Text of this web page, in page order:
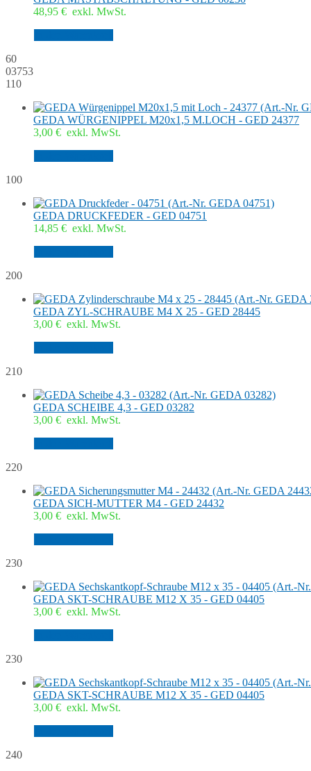
48,95 € exkl. MwSt.
60
03753
110
GEDA WÜRGENIPPEL M20x1,5 M.LOCH - GED 24377
3,00 € exkl. MwSt.
100
GEDA DRUCKFEDER - GED 04751
14,85 € exkl. MwSt.
200
GEDA ZYL-SCHRAUBE M4 X 25 - GED 28445
3,00 € exkl. MwSt.
210
GEDA SCHEIBE 4,3 - GED 03282
3,00 € exkl. MwSt.
220
GEDA SICH-MUTTER M4 - GED 24432
3,00 € exkl. MwSt.
230
GEDA SKT-SCHRAUBE M12 X 35 - GED 04405
3,00 € exkl. MwSt.
230
GEDA SKT-SCHRAUBE M12 X 35 - GED 04405
3,00 € exkl. MwSt.
240